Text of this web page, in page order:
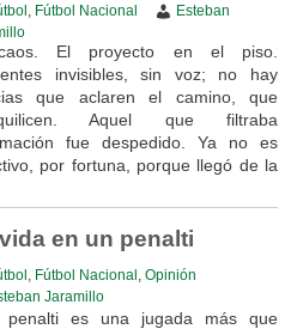
Fútbol Nacional
Esteban
El proyecto en el piso.
invisibles, sin voz; no hay
que aclaren el camino, que
Aquel que filtraba
fue despedido. Ya no es
por fortuna, porque llegó de la
en un penalti
Fútbol Nacional
Opinión
Jaramillo
penalti es una jugada más que